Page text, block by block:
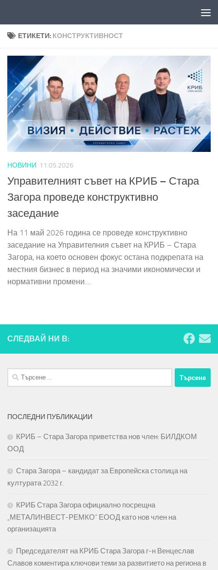
ЕТИКЕТИ: КОНСТРУКТИВНОСТ
НОВИНИ 11.05.2026
Управителният съвет на КРИБ – Стара
Загора проведе конструктивно
заседание
На 11 май 2026 година се проведе конструктивно
заседание на Управителния съвет на КРИБ – Стара
Загора, на което основен фокус остана подкрепата на
местния бизнес в период на значими икономически и
нормативни промени....
СЛЕДВАЙ НИ В:
Търсене
за:
ПОСЛЕДНИ ПУБЛИКАЦИИ
КРИБ – Стара Загора приветства нов член: БИЛДКОМ
ООД
Стара Загора – кандидат за Европейска столица на
културата 2032 г.
КРИБ Стара Загора официално посрещна
„МЕТАЛИНВЕСТ-РЕМКО“ ЕООД като нов член на
организацията
Председателят на КРИБ Стара Загора г-н Венцеслав
Славов коментира ключови теми за развитието на региона в